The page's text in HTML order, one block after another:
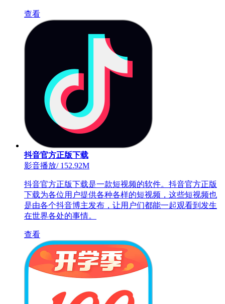
查看
抖音官方正版下载
影音播放/152.92M
抖音官方正版下载是一款短视频的软件。抖音官方正版
下载为各位用户提供各种各样的短视频，这些短视频也
是由各个抖音博主发布，让用户们都能一起观看到发生
在世界各处的事情。
查看